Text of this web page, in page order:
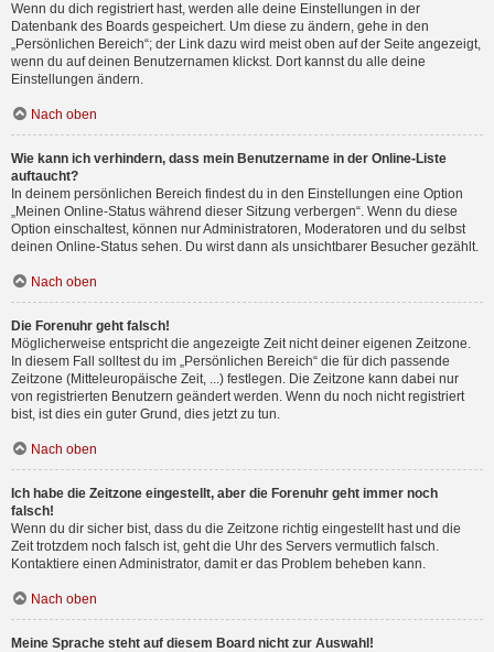
Wenn du dich registriert hast, werden alle deine Einstellungen in der
Datenbank des Boards gespeichert. Um diese zu ändern, gehe in den
„Persönlichen Bereich“; der Link dazu wird meist oben auf der Seite angezeigt,
wenn du auf deinen Benutzernamen klickst. Dort kannst du alle deine
Einstellungen ändern.
Nach oben
Wie kann ich verhindern, dass mein Benutzername in der Online-Liste
auftaucht?
In deinem persönlichen Bereich findest du in den Einstellungen eine Option
„Meinen Online-Status während dieser Sitzung verbergen“. Wenn du diese
Option einschaltest, können nur Administratoren, Moderatoren und du selbst
deinen Online-Status sehen. Du wirst dann als unsichtbarer Besucher gezählt.
Nach oben
Die Forenuhr geht falsch!
Möglicherweise entspricht die angezeigte Zeit nicht deiner eigenen Zeitzone.
In diesem Fall solltest du im „Persönlichen Bereich“ die für dich passende
Zeitzone (Mitteleuropäische Zeit, ...) festlegen. Die Zeitzone kann dabei nur
von registrierten Benutzern geändert werden. Wenn du noch nicht registriert
bist, ist dies ein guter Grund, dies jetzt zu tun.
Nach oben
Ich habe die Zeitzone eingestellt, aber die Forenuhr geht immer noch
falsch!
Wenn du dir sicher bist, dass du die Zeitzone richtig eingestellt hast und die
Zeit trotzdem noch falsch ist, geht die Uhr des Servers vermutlich falsch.
Kontaktiere einen Administrator, damit er das Problem beheben kann.
Nach oben
Meine Sprache steht auf diesem Board nicht zur Auswahl!